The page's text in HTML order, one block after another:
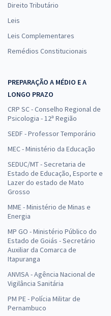
Direito Tributário
Leis
Leis Complementares
Remédios Constitucionais
PREPARAÇÃO A MÉDIO E A
LONGO PRAZO
CRP SC - Conselho Regional de
Psicologia - 12ª Região
SEDF - Professor Temporário
MEC - Ministério da Educação
SEDUC/MT - Secretaria de
Estado de Educação, Esporte e
Lazer do estado de Mato
Grosso
MME - Ministério de Minas e
Energia
MP GO - Ministério Público do
Estado de Goiás - Secretário
Auxiliar da Comarca de
Itapuranga
ANVISA - Agência Nacional de
Vigilância Sanitária
PM PE - Polícia Militar de
Pernambuco